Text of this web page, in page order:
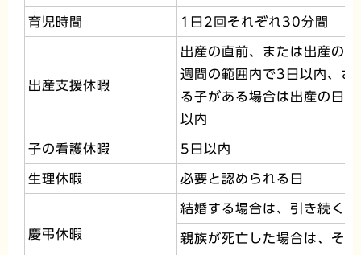
育児時間 1日2回それぞれ30分間
出産支援休暇
出産の直前、または出産の
週間の範囲内で3日以内、さ
る子がある場合は出産の日
以内
子の看護休暇 5日以内
生理休暇 必要と認められる日
慶弔休暇
結婚する場合は、引き続く5
親族が死亡した場合は、そ